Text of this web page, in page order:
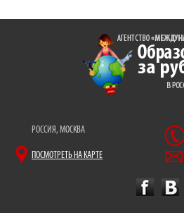
РОССИЯ, МОСКВА
ПОСМОТРЕТЬ НА КАРТЕ